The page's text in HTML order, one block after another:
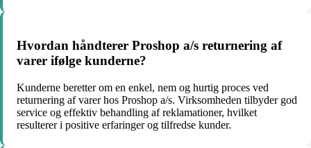
Hvordan håndterer Proshop a/s returnering af
varer ifølge kunderne?
Kunderne beretter om en enkel, nem og hurtig proces ved
returnering af varer hos Proshop a/s. Virksomheden tilbyder god
service og effektiv behandling af reklamationer, hvilket
resulterer i positive erfaringer og tilfredse kunder.